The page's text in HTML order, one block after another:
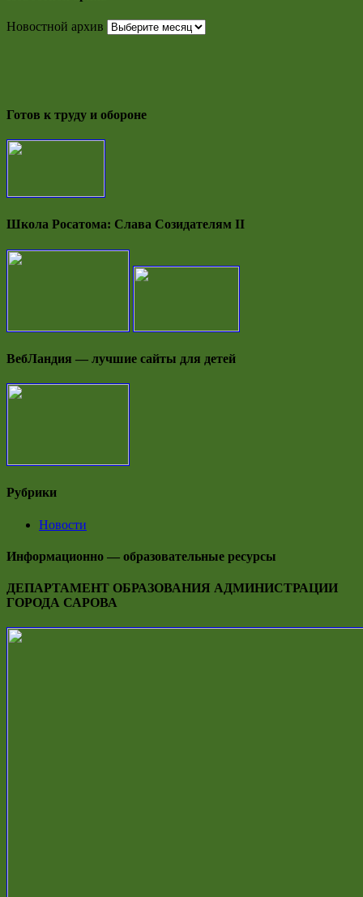
Новостной архив
Готов к труду и обороне
Школа Росатома: Слава Созидателям II
ВебЛандия — лучшие сайты для детей
Рубрики
Новости
Информационно — образовательные ресурсы
ДЕПАРТАМЕНТ ОБРАЗОВАНИЯ АДМИНИСТРАЦИИ
ГОРОДА САРОВА